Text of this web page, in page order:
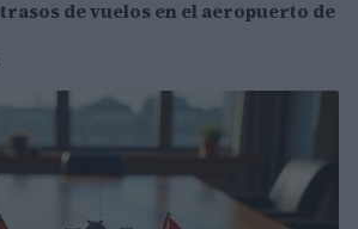
de vuelos en el aeropuerto de